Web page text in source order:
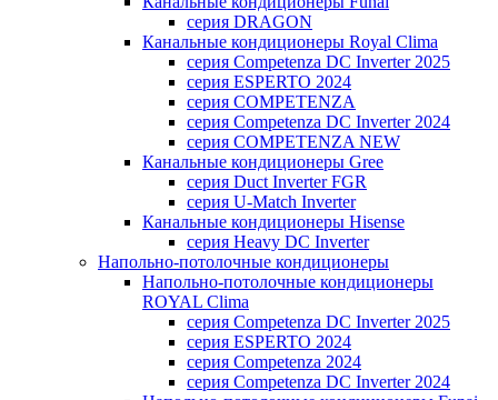
серия DRAGON
Канальные кондиционеры Royal Clima
серия Competenza DC Inverter 2025
серия ESPERTO 2024
серия COMPETENZA
серия Competenza DC Inverter 2024
серия COMPETENZA NEW
Канальные кондиционеры Gree
серия Duct Inverter FGR
серия U-Match Inverter
Канальные кондиционеры Hisense
серия Heavy DC Inverter
Напольно-потолочные кондиционеры
Напольно-потолочные кондиционеры
ROYAL Clima
серия Competenza DC Inverter 2025
серия ESPERTO 2024
серия Competenza 2024
серия Competenza DC Inverter 2024